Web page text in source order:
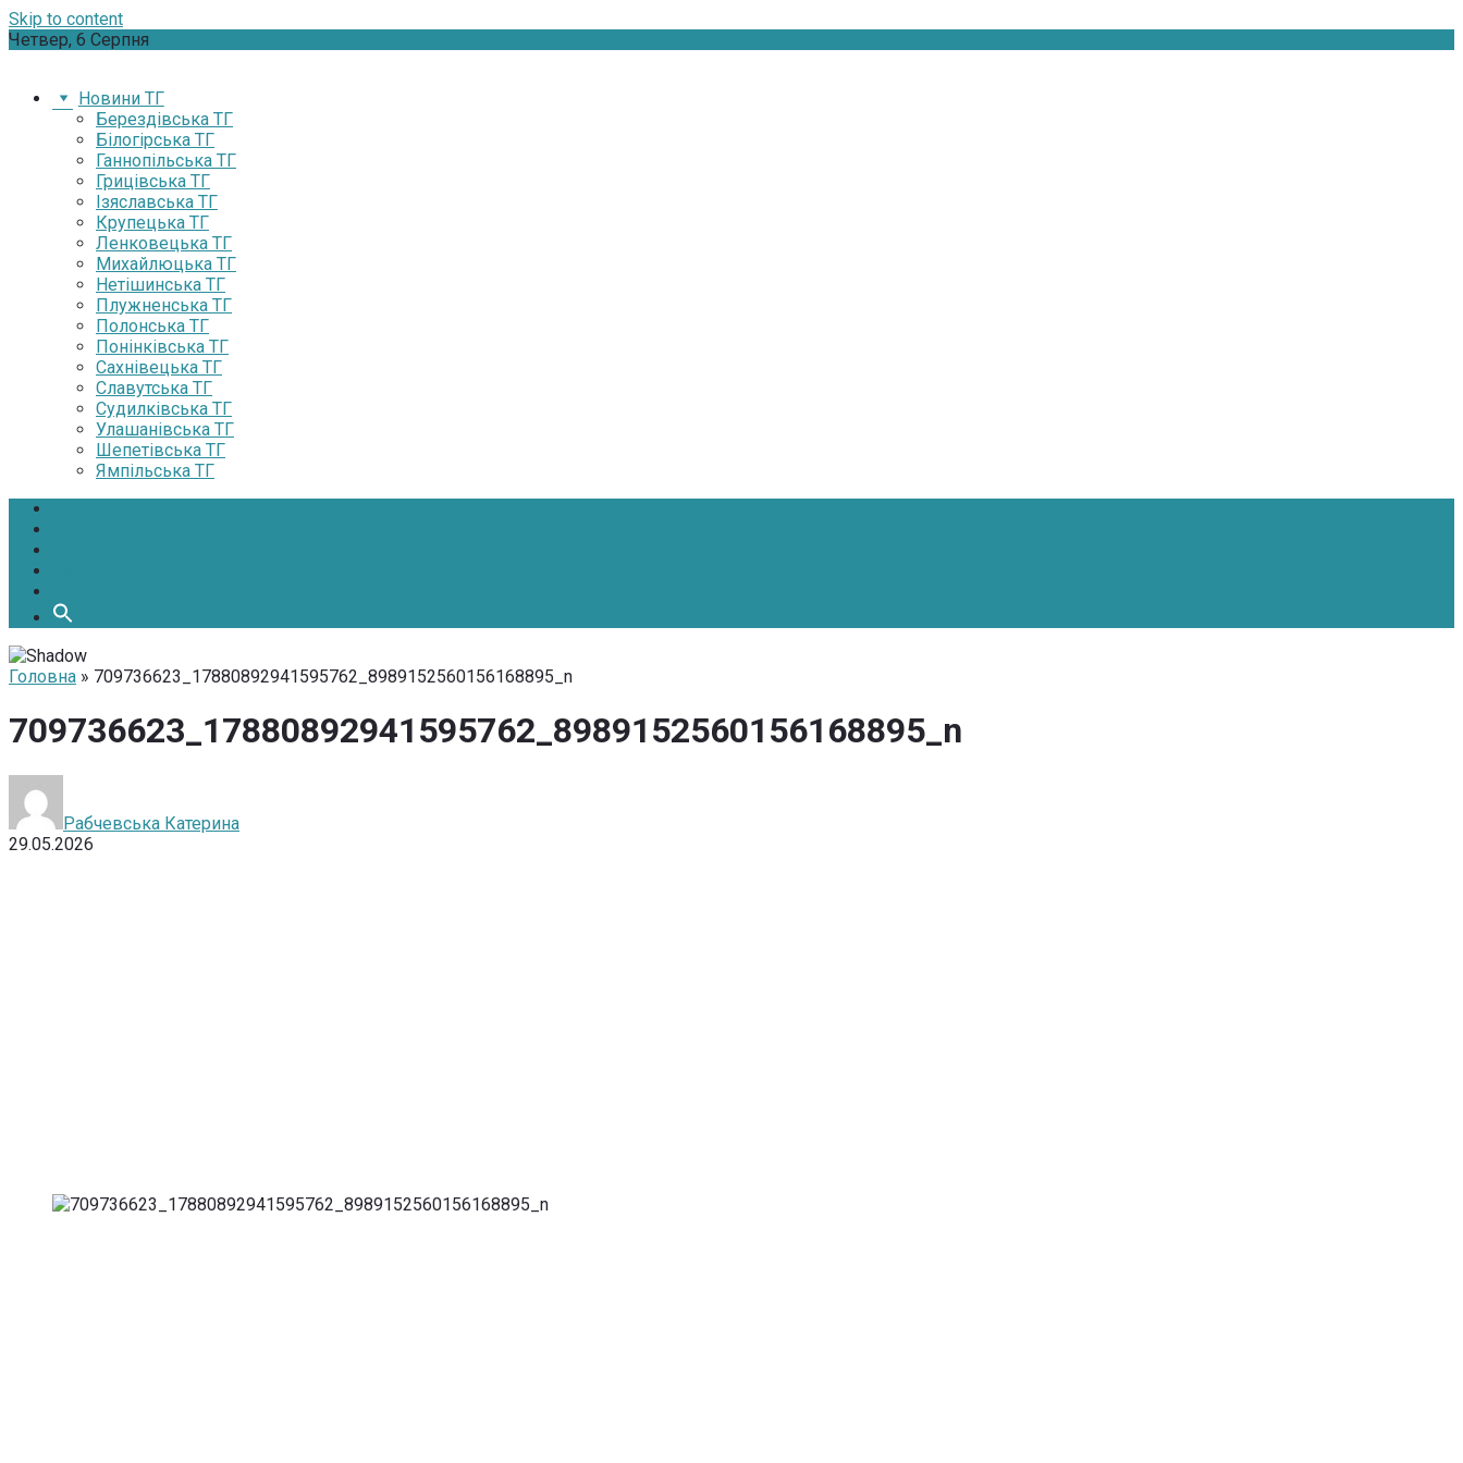
Skip to content
Четвер, 6 Серпня
Новини ТГ
Берездівська ТГ
Білогірська ТГ
Ганнопільська ТГ
Грицівська ТГ
Ізяславська ТГ
Крупецька ТГ
Ленковецька ТГ
Михайлюцька ТГ
Нетішинська ТГ
Плужненська ТГ
Полонська ТГ
Понінківська ТГ
Сахнівецька ТГ
Славутська ТГ
Судилківська ТГ
Улашанівська ТГ
Шепетівська ТГ
Ямпільська ТГ
Головна » 709736623_17880892941595762_8989152560156168895_n
709736623_17880892941595762_8989152560156168895_n
Рабчевська Катерина
29.05.2026